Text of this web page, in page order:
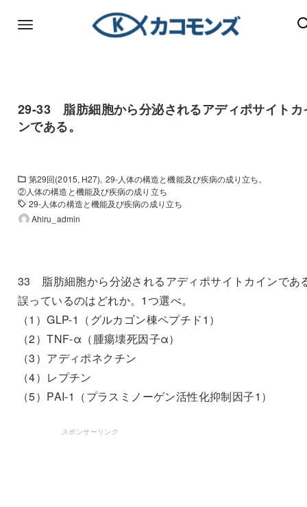
29-33 脂肪細胞から分泌されるアディポサイトカ
ンである。
第29回(2015, H27) 29-人体の構造と機能及び疾病の成り立ち
②人体の構造と機能及び疾病の成り立ち
29-人体の構造と機能及び疾病の成り立ち
Ahiru_admin
33 脂肪細胞から分泌されるアディポサイトカインであ
誤っているのはどれか。1つ選べ。
（1）GLP-1（グルカゴン棟ペプチド1）
（2）TNF-α（腫瘍壊死因子α）
（3）アディポネクチン
（4）レプチン
（5）PAI-1（プラスミノーゲン活性化抑制因子1）
スポンサーリンク